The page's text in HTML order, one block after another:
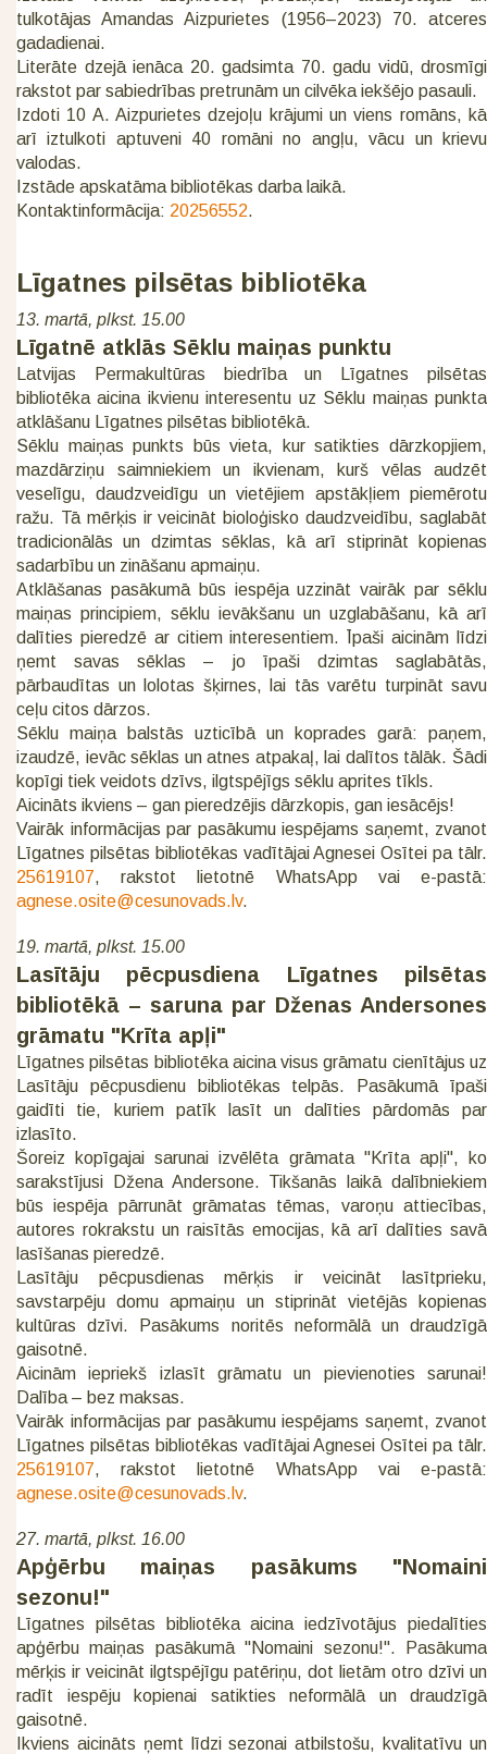
tulkotājas Amandas Aizpurietes (1956–2023) 70. atceres
gadadienai.
Literāte dzejā ienāca 20. gadsimta 70. gadu vidū, drosmīgi
rakstot par sabiedrības pretrunām un cilvēka iekšējo pasauli.
Izdoti 10 A. Aizpurietes dzejoļu krājumi un viens romāns, kā
arī iztulkoti aptuveni 40 romāni no angļu, vācu un krievu
valodas.
Izstāde apskatāma bibliotēkas darba laikā.
Kontaktinformācija: 20256552.
Līgatnes pilsētas bibliotēka
13. martā, plkst. 15.00
Līgatnē atklās Sēklu maiņas punktu
Latvijas Permakultūras biedrība un Līgatnes pilsētas
bibliotēka aicina ikvienu interesentu uz Sēklu maiņas punkta
atklāšanu Līgatnes pilsētas bibliotēkā.
Sēklu maiņas punkts būs vieta, kur satikties dārzkopjiem,
mazdārziņu saimniekiem un ikvienam, kurš vēlas audzēt
veselīgu, daudzveidīgu un vietējiem apstākļiem piemērotu
ražu. Tā mērķis ir veicināt bioloģisko daudzveidību, saglabāt
tradicionālās un dzimtas sēklas, kā arī stiprināt kopienas
sadarbību un zināšanu apmaiņu.
Atklāšanas pasākumā būs iespēja uzzināt vairāk par sēklu
maiņas principiem, sēklu ievākšanu un uzglabāšanu, kā arī
dalīties pieredzē ar citiem interesentiem. Īpaši aicinām līdzi
ņemt savas sēklas – jo īpaši dzimtas saglabātās,
pārbaudītas un lolotas šķirnes, lai tās varētu turpināt savu
ceļu citos dārzos.
Sēklu maiņa balstās uzticībā un koprades garā: paņem,
izaudzē, ievāc sēklas un atnes atpakaļ, lai dalītos tālāk. Šādi
kopīgi tiek veidots dzīvs, ilgtspējīgs sēklu aprites tīkls.
Aicināts ikviens – gan pieredzējis dārzkopis, gan iesācējs!
Vairāk informācijas par pasākumu iespējams saņemt, zvanot
Līgatnes pilsētas bibliotēkas vadītājai Agnesei Osītei pa tālr.
25619107, rakstot lietotnē WhatsApp vai e-pastā:
agnese.osite@cesunovads.lv.
19. martā, plkst. 15.00
Lasītāju pēcpusdiena Līgatnes pilsētas
bibliotēkā – saruna par Dženas Andersones
grāmatu "Krīta apļi"
Līgatnes pilsētas bibliotēka aicina visus grāmatu cienītājus uz
Lasītāju pēcpusdienu bibliotēkas telpās. Pasākumā īpaši
gaidīti tie, kuriem patīk lasīt un dalīties pārdomās par
izlasīto.
Šoreiz kopīgajai sarunai izvēlēta grāmata "Krīta apļi", ko
sarakstījusi Džena Andersone. Tikšanās laikā dalībniekiem
būs iespēja pārrunāt grāmatas tēmas, varoņu attiecības,
autores rokrakstu un raisītās emocijas, kā arī dalīties savā
lasīšanas pieredzē.
Lasītāju pēcpusdienas mērķis ir veicināt lasītprieku,
savstarpēju domu apmaiņu un stiprināt vietējās kopienas
kultūras dzīvi. Pasākums noritēs neformālā un draudzīgā
gaisotnē.
Aicinām iepriekš izlasīt grāmatu un pievienoties sarunai!
Dalība – bez maksas.
Vairāk informācijas par pasākumu iespējams saņemt, zvanot
Līgatnes pilsētas bibliotēkas vadītājai Agnesei Osītei pa tālr.
25619107, rakstot lietotnē WhatsApp vai e-pastā:
agnese.osite@cesunovads.lv.
27. martā, plkst. 16.00
Apģērbu maiņas pasākums "Nomaini
sezonu!"
Līgatnes pilsētas bibliotēka aicina iedzīvotājus piedalīties
apģērbu maiņas pasākumā "Nomaini sezonu!". Pasākuma
mērķis ir veicināt ilgtspējīgu patēriņu, dot lietām otro dzīvi un
radīt iespēju kopienai satikties neformālā un draudzīgā
gaisotnē.
Ikviens aicināts ņemt līdzi sezonai atbilstošu, kvalitatīvu un